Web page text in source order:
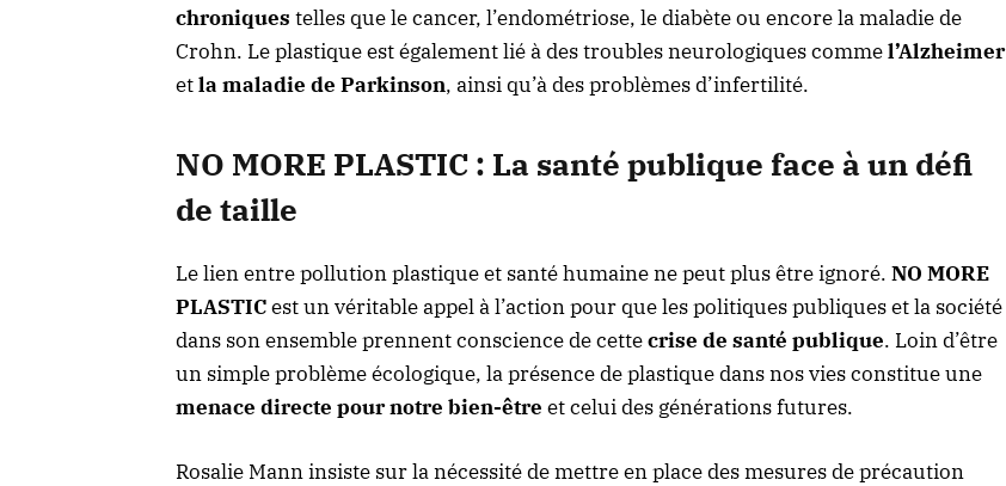
chroniques telles que le cancer, l’endométriose, le diabète ou encore la maladie de
Crohn. Le plastique est également lié à des troubles neurologiques commel’Alzheimer
etla maladie de Parkinson, ainsi qu’à des problèmes d’infertilité.
NO MORE PLASTIC : La santé publique face à un défi
de taille
Le lien entre pollution plastique et santé humaine ne peut plus être ignoré. NO MORE
PLASTICest un véritable appel à l’action pour que les politiques publiques et la société
dans son ensemble prennent conscience de cettecrise de santé publique. Loin d’être
un simple problème écologique, la présence de plastique dans nos vies constitue une
menace directe pour notre bien-être et celui des générations futures.
Rosalie Mann insiste sur la nécessité de mettre en place des mesures de précaution